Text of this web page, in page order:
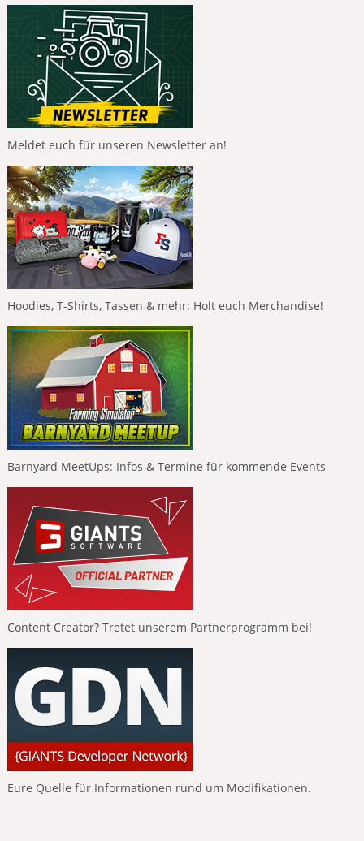
Meldet euch für unseren Newsletter an!
Hoodies, T-Shirts, Tassen & mehr: Holt euch Merchandise!
Barnyard MeetUps: Infos & Termine für kommende Events
Content Creator? Tretet unserem Partnerprogramm bei!
Eure Quelle für Informationen rund um Modifikationen.